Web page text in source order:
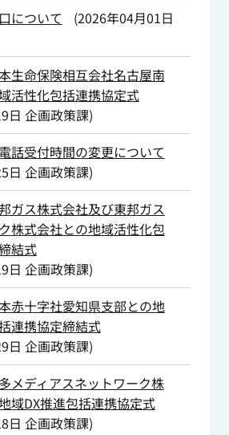
について
(2026年04月01日
生命保険相互会社名古屋南
活性化包括連携協定式
日 企画政策課)
話受付時間の変更について
日 企画政策課)
ガス株式会社及び東邦ガス
株式会社との地域活性化包
結式
日 企画政策課)
赤十字社愛知県支部との地
連携協定締結式
日 企画政策課)
メディアスネットワーク株
域DX推進包括連携協定式
日 企画政策課)